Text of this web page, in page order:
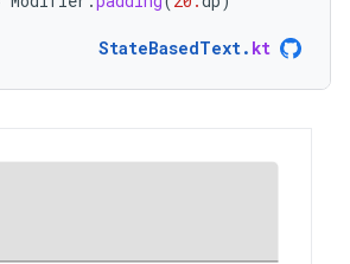
StateBasedText. kt